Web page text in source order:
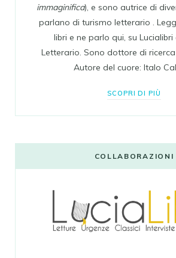
immaginifica), e sono autrice di
parlano di turismo letterario .
libri e ne parlo qui, su Lucialibri
Letterario. Sono dottore di
Autore del cuore: Italo
SCOPRI DI PIÙ
COLLABORAZIONI